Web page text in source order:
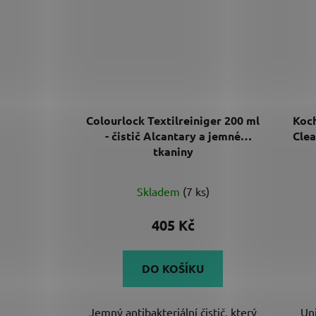
Colourlock Textilreiniger 200 ml
- čistič Alcantary a jemné
tkaniny
Skladem (7 ks)
405 Kč
DO KOŠÍKU
Jemný antibakteriální čistič, který